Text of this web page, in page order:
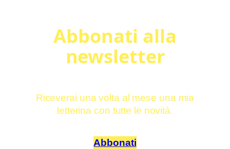
Abbonati alla
newsletter
Riceverai una volta al mese una mia
letterina con tutte le novità.
Abbonati